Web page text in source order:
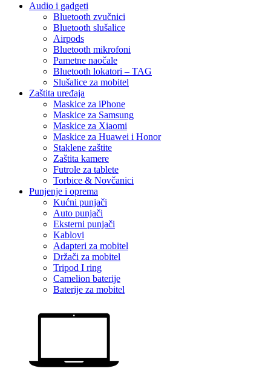
Audio i gadgeti
Bluetooth zvučnici
Bluetooth slušalice
Airpods
Bluetooth mikrofoni
Pametne naočale
Bluetooth lokatori – TAG
Slušalice za mobitel
Zaštita uređaja
Maskice za iPhone
Maskice za Samsung
Maskice za Xiaomi
Maskice za Huawei i Honor
Staklene zaštite
Zaštita kamere
Futrole za tablete
Torbice & Novčanici
Punjenje i oprema
Kućni punjači
Auto punjači
Eksterni punjači
Kablovi
Adapteri za mobitel
Držači za mobitel
Tripod I ring
Camelion baterije
Baterije za mobitel